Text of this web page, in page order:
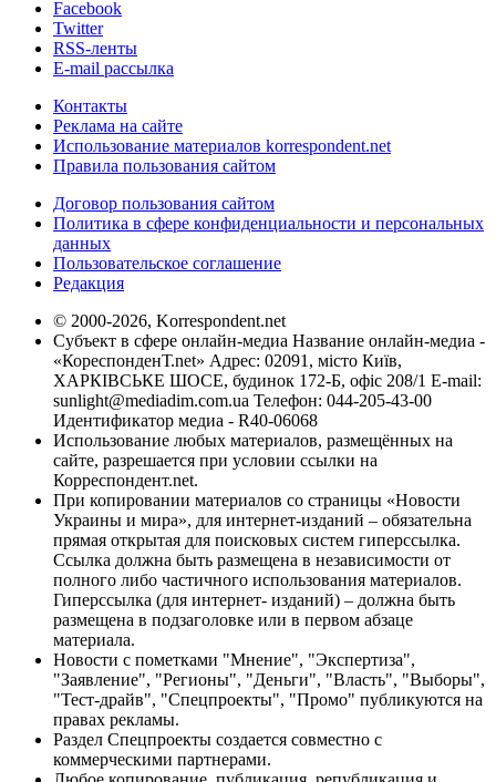
Facebook
Twitter
RSS-ленты
E-mail рассылка
Контакты
Реклама на сайте
Использование материалов korrespondent.net
Правила пользования сайтом
Договор пользования сайтом
Политика в сфере конфиденциальности и персональных
данных
Пользовательское соглашение
Редакция
© 2000-2026, Korrespondent.net
Субъект в сфере онлайн-медиа Название онлайн-медиа -
«КореспонденТ.net» Адрес: 02091, місто Київ,
ХАРКІВСЬКЕ ШОСЕ, будинок 172-Б, офіс 208/1 E-mail:
sunlight@mediadim.com.ua Телефон: 044-205-43-00
Идентификатор медиа - R40-06068
Использование любых материалов, размещённых на
сайте, разрешается при условии ссылки на
Корреспондент.net.
При копировании материалов со страницы «Новости
Украины и мира», для интернет-изданий – обязательна
прямая открытая для поисковых систем гиперссылка.
Ссылка должна быть размещена в независимости от
полного либо частичного использования материалов.
Гиперссылка (для интернет- изданий) – должна быть
размещена в подзаголовке или в первом абзаце
материала.
Новости с пометками "Мнение", "Экспертиза",
"Заявление", "Регионы", "Деньги", "Власть", "Выборы",
"Тест-драйв", "Спецпроекты", "Промо" публикуются на
правах рекламы.
Раздел Спецпроекты создается совместно с
коммерческими партнерами.